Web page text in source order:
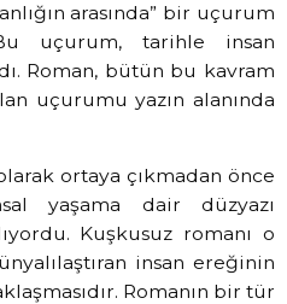
arasında” bir uçurum
Bu uçurum, tarihle insan
Roman, bütün bu kavram
uçurumu yazın alanında
ortaya çıkmadan önce
yaşama dair düzyazı
Kuşkusuz romanı o
insan ereğinin
Romanın bir tür